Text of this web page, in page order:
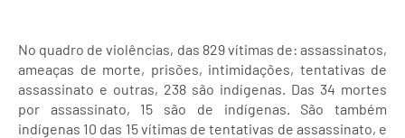
No quadro de violências, das 829 vítimas de: assassinatos,
ameaças de morte, prisões, intimidações, tentativas de
assassinato e outras, 238 são indígenas. Das 34 mortes
por assassinato, 15 são de indígenas. São também
indígenas 10 das 15 vítimas de tentativas de assassinato, e